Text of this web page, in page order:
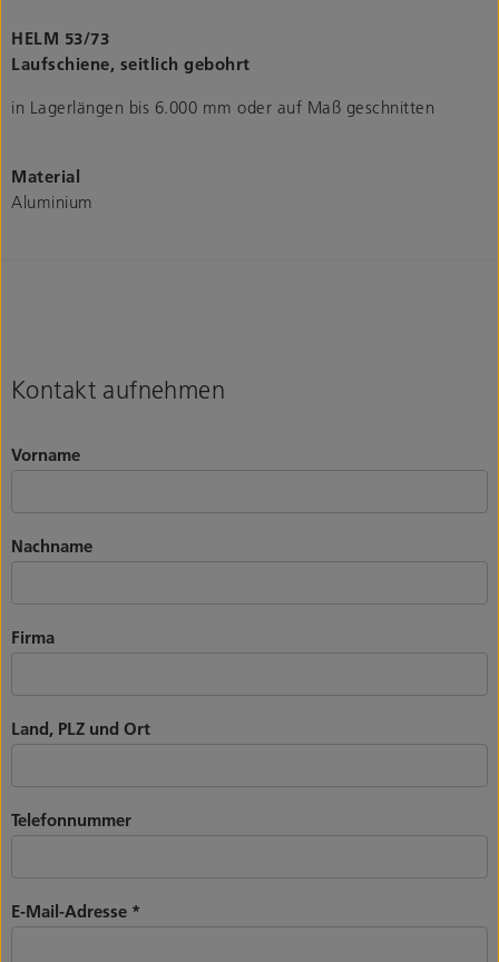
HELM 53/73
Laufschiene, seitlich gebohrt
in Lagerlängen bis 6.000 mm oder auf Maß geschnitten
Material
Aluminium
Kontakt aufnehmen
Vorname
Nachname
Firma
Land, PLZ und Ort
Telefonnummer
E-Mail-Adresse *